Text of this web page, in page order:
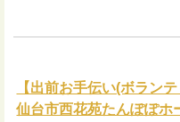
【出前お手伝い(ボラン
仙台市西花苑たんぽぽホ